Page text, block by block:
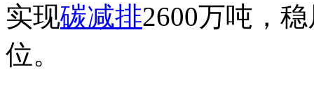
实现碳减排2600万吨，
位。